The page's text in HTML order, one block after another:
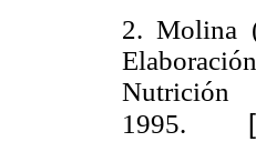
2. Molina
1995. [